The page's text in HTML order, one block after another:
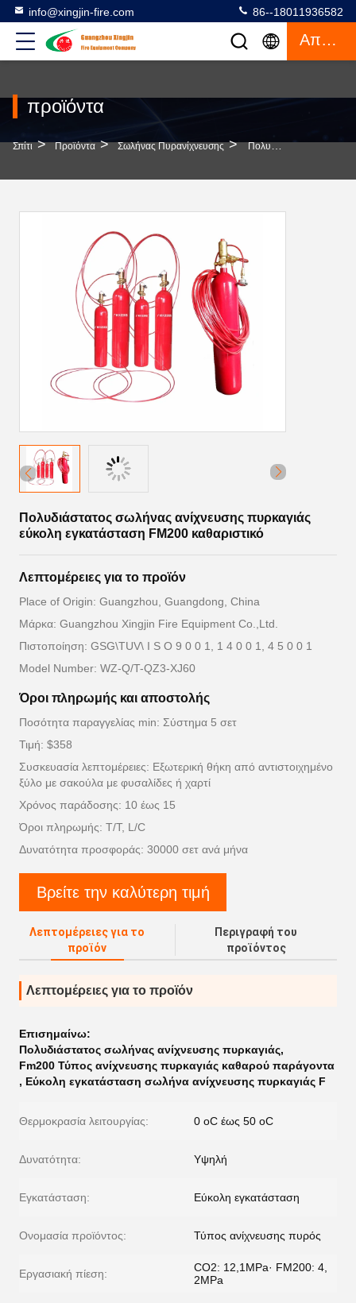
info@xingjin-fire.com 86--18011936582
Απόσπασμα
προϊόντα
Σπίτι > Προϊόντα > Σωλήνας Πυρανίχνευσης > Πολυδιάστατος Σωλήνας Ανίχνευσης Πυρκαγιάς Εύκολη Εγκατάσταση FM200 Καθαριστικό
Πολυδιάστατος σωλήνας ανίχνευσης πυρκαγιάς
εύκολη εγκατάσταση FM200 καθαριστικό
Λεπτομέρειες για το προϊόν
Place of Origin: Guangzhou, Guangdong, China
Μάρκα: Guangzhou Xingjin Fire Equipment Co.,Ltd.
Πιστοποίηση: GSG\TUV\ I S O 9 0 0 1, 1 4 0 0 1, 4 5 0 0 1
Model Number: WZ-Q/T-QZ3-XJ60
Όροι πληρωμής και αποστολής
Ποσότητα παραγγελίας min: Σύστημα 5 σετ
Τιμή: $358
Συσκευασία λεπτομέρειες: Εξωτερική θήκη από αντιστοιχημένο
ξύλο με σακούλα με φυσαλίδες ή χαρτί
Χρόνος παράδοσης: 10 έως 15
Όροι πληρωμής: T/T, L/C
Δυνατότητα προσφοράς: 30000 σετ ανά μήνα
Βρείτε την καλύτερη τιμή
Λεπτομέρειες για το
προϊόν
Περιγραφή του
προϊόντος
Λεπτομέρειες για το προϊόν
Επισημαίνω:
Πολυδιάστατος σωλήνας ανίχνευσης πυρκαγιάς,
Fm200 Τύπος ανίχνευσης πυρκαγιάς καθαρού παράγοντα
, Εύκολη εγκατάσταση σωλήνα ανίχνευσης πυρκαγιάς F
Θερμοκρασία λειτουργίας: 0 oC έως 50 oC
Δυνατότητα: Υψηλή
Εγκατάσταση: Εύκολη εγκατάσταση
Ονομασία προϊόντος: Τύπος ανίχνευσης πυρός
Εργασιακή πίεση:
CO2: 12,1MPa· FM200: 4,
2MPa